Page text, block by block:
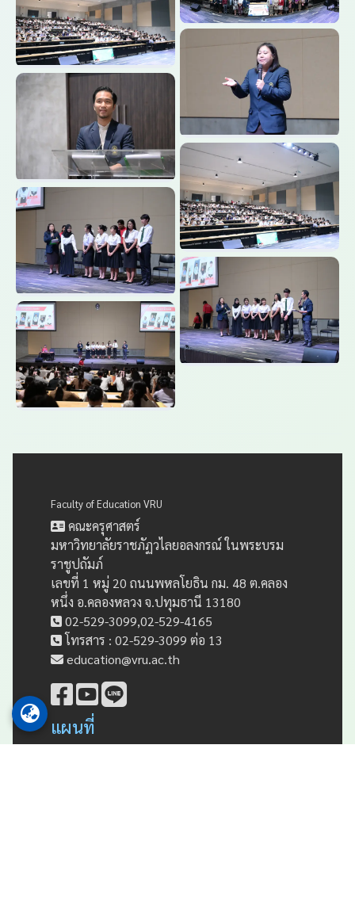
Faculty of Education VRU
คณะครุศาสตร์
มหาวิทยาลัยราชภัฏวไลยอลงกรณ์ ในพระบรม
ราชูปถัมภ์
เลขที่ 1 หมู่ 20 ถนนพหลโยธิน กม. 48 ต.คลอง
หนึ่ง อ.คลองหลวง จ.ปทุมธานี 13180
02-529-3099,02-529-4165
โทรสาร : 02-529-3099 ต่อ 13
education@vru.ac.th
แผนที่